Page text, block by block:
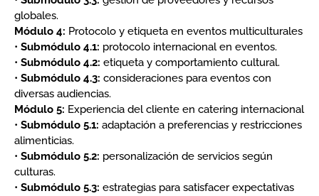
globales.
Módulo 4: Protocolo y etiqueta en eventos multiculturales
• Submódulo 4.1: protocolo internacional en eventos.
• Submódulo 4.2: etiqueta y comportamiento cultural.
• Submódulo 4.3: consideraciones para eventos con
diversas audiencias.
Módulo 5: Experiencia del cliente en catering internacional
• Submódulo 5.1: adaptación a preferencias y restricciones
alimenticias.
• Submódulo 5.2: personalización de servicios según
culturas.
• Submódulo 5.3: estrategias para satisfacer expectativas